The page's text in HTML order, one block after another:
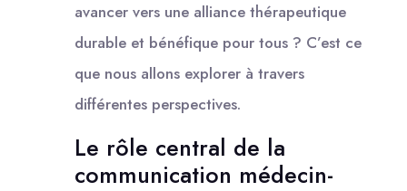
avancer vers une alliance thérapeutique
durable et bénéfique pour tous ? C’est ce
que nous allons explorer à travers
différentes perspectives.
Le rôle central de la
communication médecin-